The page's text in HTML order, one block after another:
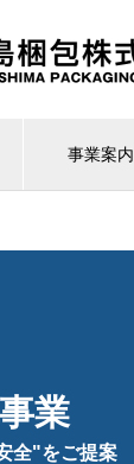
事業案内
業
全"をご提案